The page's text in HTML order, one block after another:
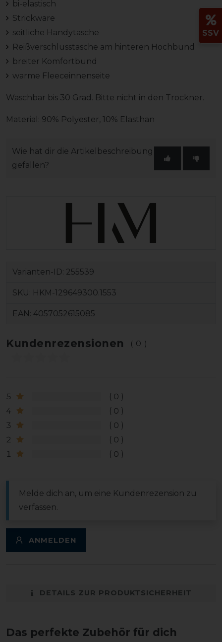
bi-elastisch
Strickware
seitliche Handytasche
Reißverschlusstasche am hinteren Hochbund
breiter Komfortbund
warme Fleeceinnenseite
Waschbar bis 30 Grad. Bitte nicht in den Trockner.
Material: 90% Polyester, 10% Elasthan
Wie hat dir die Artikelbeschreibung
gefallen?
Varianten-ID: 255539
SKU: HKM-129649300.1553
EAN: 4057052615085
Kundenrezensionen (0)
5
0
4
0
3
0
2
0
1
0
Melde dich an, um eine Kundenrezension zu
verfassen.
ANMELDEN
DETAILS ZUR PRODUKTSICHERHEIT
Das perfekte Zubehör für dich
SSV